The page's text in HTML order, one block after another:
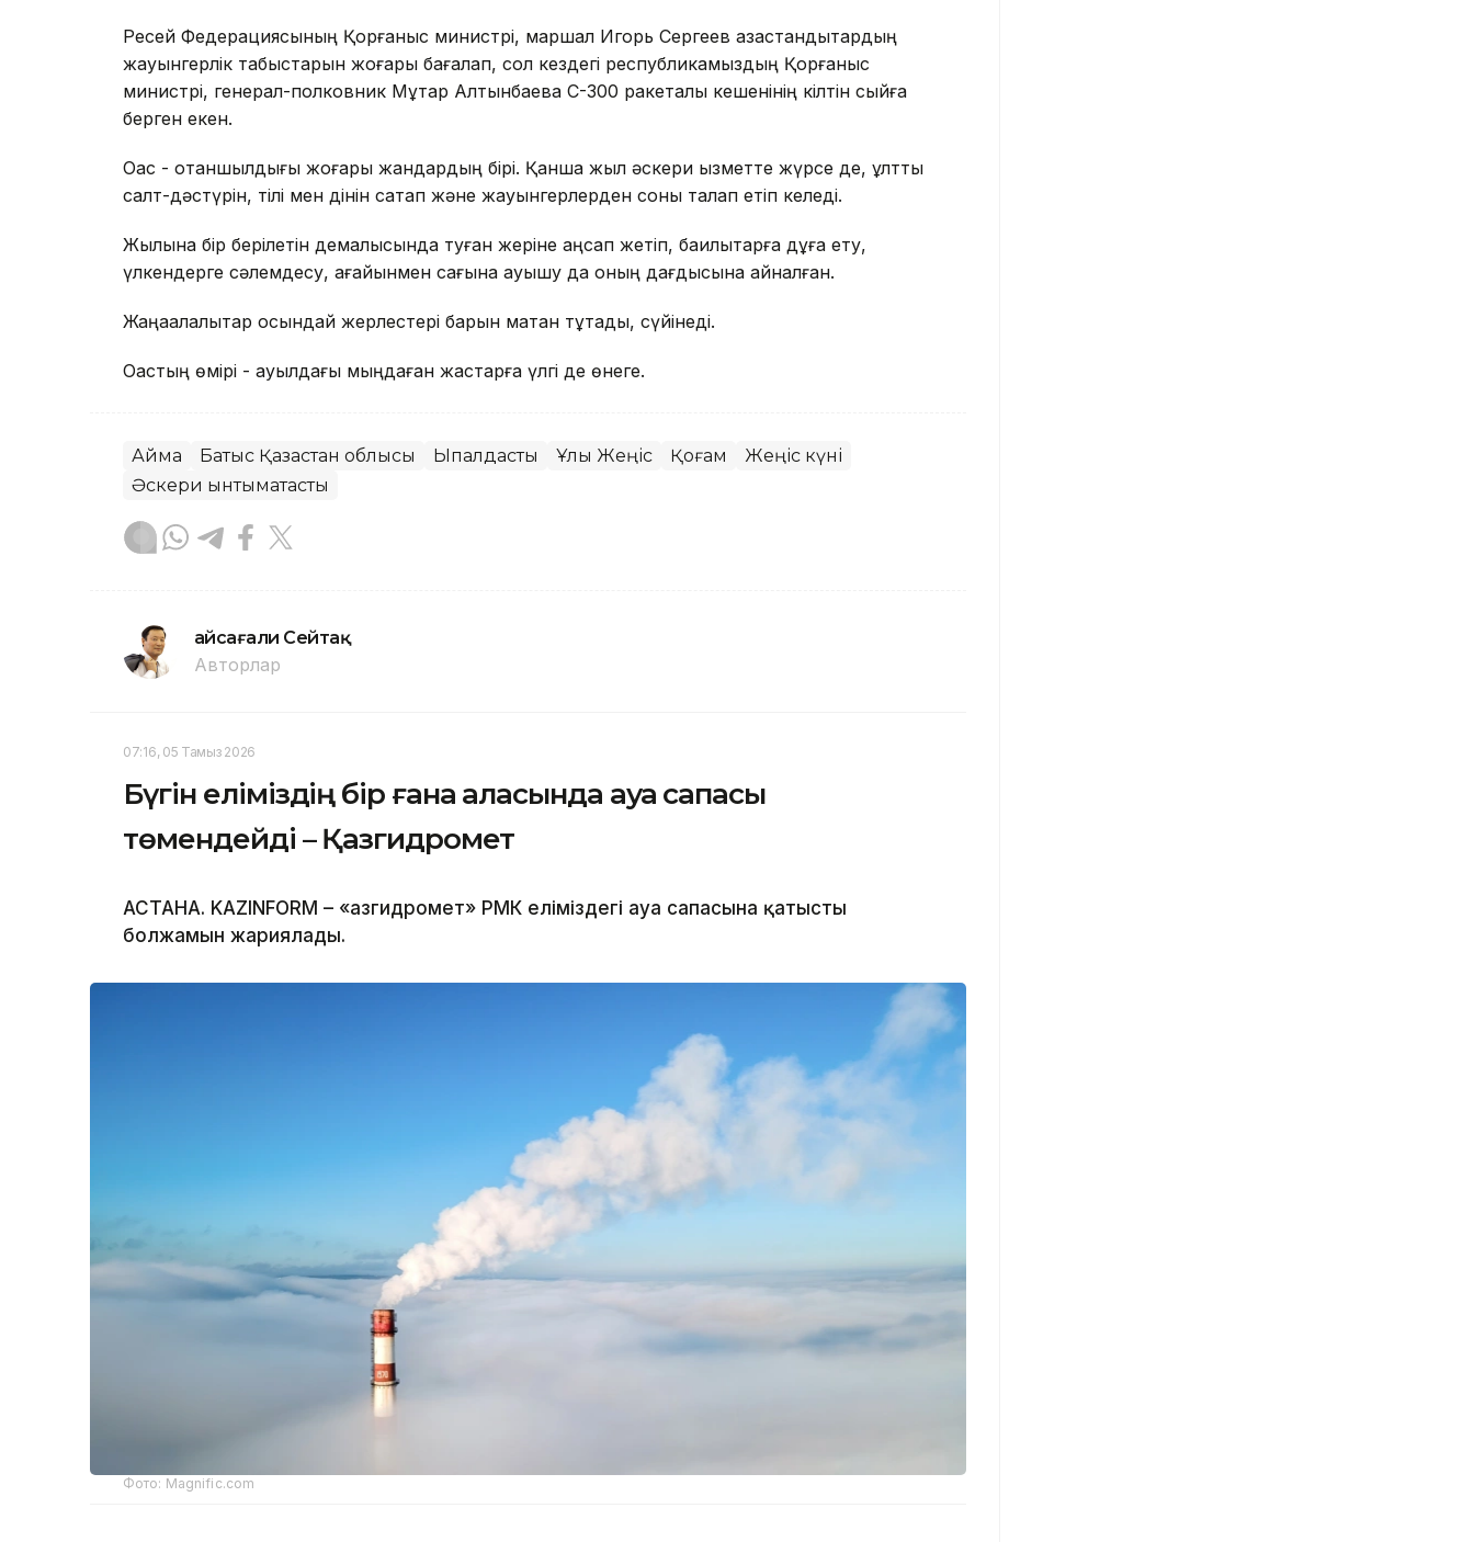
Ресей Федерациясының Қорғаныс министрі, маршал Игорь Сергеев қазақстандықтардың
жауынгерлік табыстарын жоғары бағалап, сол кездегі республикамыздың Қорғаныс
министрі, генерал-полковник Мұқтар Алтынбаевқа С-300 ракеталық кешенінің кілтін сыйға
берген екен.
Оқас - отаншылдығы жоғары жандардың бірі. Қанша жыл әскери қызметте жүрсе де, ұлттық
салт-дәстүрін, тілі мен дінін сақтап және жауынгерлерден соны талап етіп келеді.
Жылына бір берілетін демалысында туған жеріне аңсап жетіп, бақилықтарға дұға ету,
үлкендерге сәлемдесу, ағайынмен сағына қауышу да оның дағдысына айналған.
Жаңақалалықтар осындай жерлестері барын мақтан тұтады, сүйінеді.
Оқастың өмірі - ауылдағы мыңдаған жастарға үлгі де өнеге.
Аймақ Батыс Қазақстан облысы Ықпалдастық Ұлы Жеңіс Қоғам
Жеңіс күні
Әскери ынтымақтастық
Ғайсағали Сейтақ
Авторлар
07:16, 05 Тамыз 2026
Бүгін еліміздің бір ғана қаласында ауа сапасы
төмендейді – Қазгидромет
АСТАНА. KAZINFORM – «Қазгидромет» РМК еліміздегі ауа сапасына қатысты
болжамын жариялады.
Фото: Magnific.com